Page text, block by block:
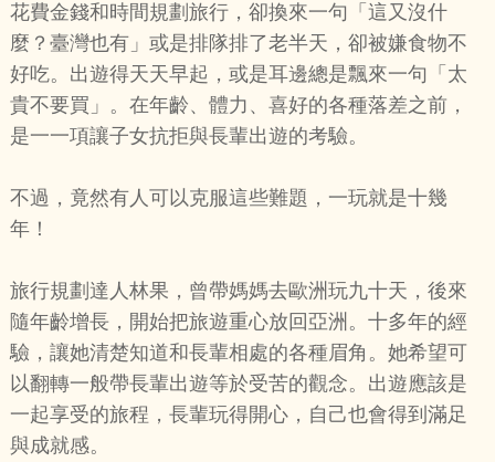
花費金錢和時間規劃旅行，卻換來一句「這又沒什
麼？臺灣也有」或是排隊排了老半天，卻被嫌食物不
好吃。出遊得天天早起，或是耳邊總是飄來一句「太
貴不要買」。在年齡、體力、喜好的各種落差之前，
是一一項讓子女抗拒與長輩出遊的考驗。
不過，竟然有人可以克服這些難題，一玩就是十幾
年！
旅行規劃達人林果，曾帶媽媽去歐洲玩九十天，後來
隨年齡增長，開始把旅遊重心放回亞洲。十多年的經
驗，讓她清楚知道和長輩相處的各種眉角。她希望可
以翻轉一般帶長輩出遊等於受苦的觀念。出遊應該是
一起享受的旅程，長輩玩得開心，自己也會得到滿足
與成就感。